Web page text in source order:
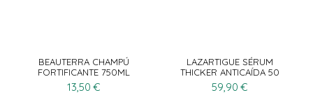
BEAUTERRA CHAMPÚ
FORTIFICANTE 750ML
13,50 €
LAZARTIGUE SÉRUM
THICKER ANTICAÍDA 50
ML
59,90 €